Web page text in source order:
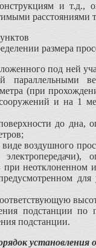
и т.д.,
расстояниями
размера
под ней
параллельными
(при
и на 1
до дна,
воз­душного
при неотклоненном
для
подстанции по
подстанции.
установления